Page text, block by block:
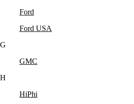
Ford
Ford USA
G
GMC
H
HiPhi